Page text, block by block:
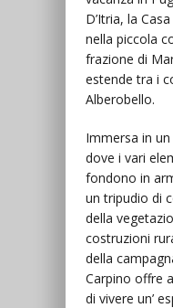
D’Itria, la
nella piccola
frazione di
estende tra i
Alberobello.
Immersa in
dove i vari
fondono in
un tripudio di
della
costruzioni
della
Carpino offre
di vivere un’